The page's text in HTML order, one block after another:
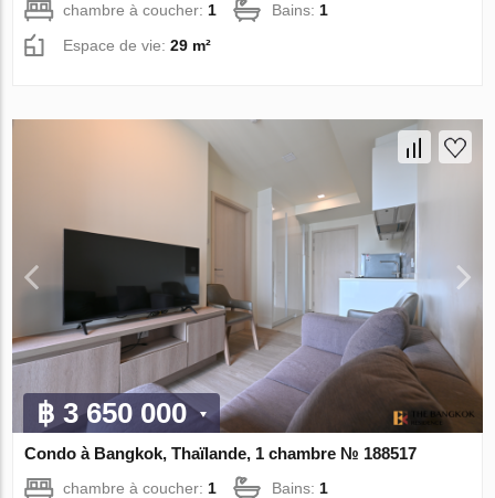
chambre à coucher: 1 Bains: 1
Espace de vie:29 m²
฿ 3 650 000
Condo à Bangkok, Thaïlande, 1 chambre № 188517
chambre à coucher: 1 Bains: 1